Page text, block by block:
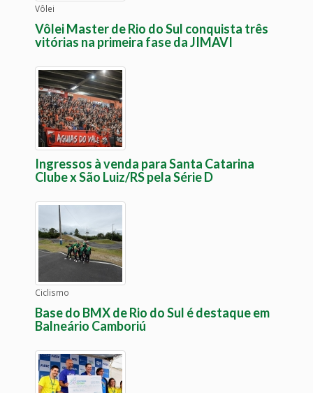
Vôlei
Vôlei Master de Rio do Sul conquista três
vitórias na primeira fase da JIMAVI
Ingressos à venda para Santa Catarina
Clube x São Luiz/RS pela Série D
Ciclismo
Base do BMX de Rio do Sul é destaque em
Balneário Camboriú